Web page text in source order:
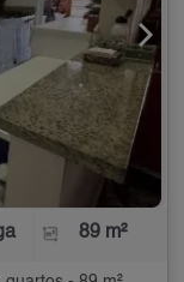
89 m²